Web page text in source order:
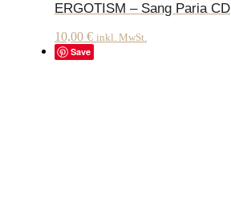
ERGOTISM – Sang Paria CD
10,00 € inkl. MwSt.
Save